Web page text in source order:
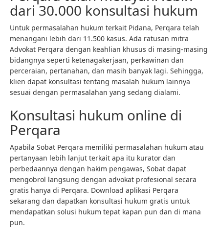
dari 30.000 konsultasi hukum
Untuk permasalahan hukum terkait Pidana, Perqara telah
menangani lebih dari 11.500 kasus. Ada ratusan mitra
Advokat Perqara dengan keahlian khusus di masing-masing
bidangnya seperti ketenagakerjaan, perkawinan dan
perceraian, pertanahan, dan masih banyak lagi. Sehingga,
klien dapat konsultasi tentang masalah hukum lainnya
sesuai dengan permasalahan yang sedang dialami.
Konsultasi hukum online di
Perqara
Apabila Sobat Perqara memiliki permasalahan hukum atau
pertanyaan lebih lanjut terkait apa itu kurator dan
perbedaannya dengan hakim pengawas, Sobat dapat
mengobrol langsung dengan advokat profesional secara
gratis hanya di Perqara. Download aplikasi Perqara
sekarang dan dapatkan konsultasi hukum gratis untuk
mendapatkan solusi hukum tepat kapan pun dan di mana
pun.